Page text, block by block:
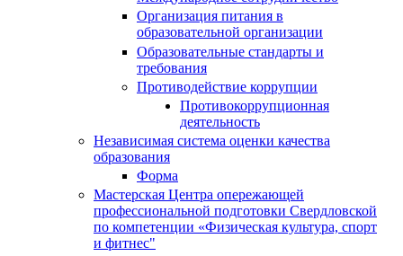
Организация питания в
образовательной организации
Образовательные стандарты и
требования
Противодействие коррупции
Противокоррупционная
деятельность
Независимая система оценки качества
образования
Форма
Мастерская Центра опережающей
профессиональной подготовки Свердловской
по компетенции «Физическая культура, спорт
и фитнес"